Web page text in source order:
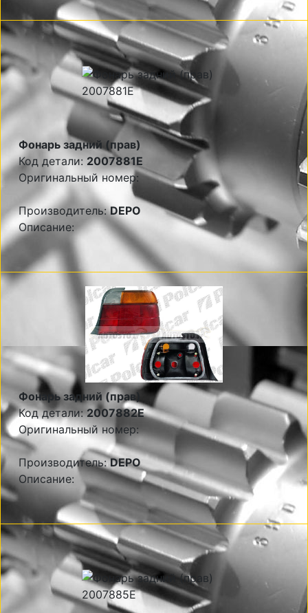
Фонарь задний (прав)
Код детали: 2007881E
Оригинальный номер:
Производитель:DEPO
Описание:
Фонарь задний (прав)
Код детали:2007882E
Оригинальный номер:
Производитель:DEPO
Описание: